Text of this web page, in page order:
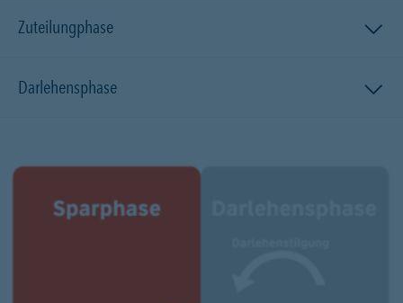
Zuteilungphase
Darlehensphase